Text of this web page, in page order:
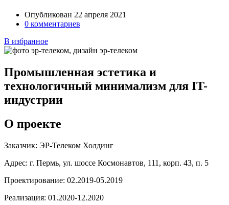
Опубликован 22 апреля 2021
0 комментариев
В избранное
Промышленная эстетика и
технологичный минимализм для IT-
индустрии
О проекте
Заказчик: ЭР-Телеком Холдинг
Адрес: г. Пермь, ул. шоссе Космонавтов, 111, корп. 43, п. 5
Проектирование: 02.2019-05.2019
Реализация: 01.2020-12.2020